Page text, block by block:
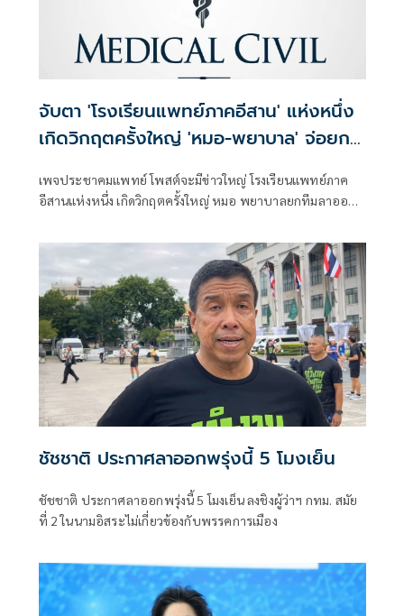
จับตา 'โรงเรียนแพทย์ภาคอีสาน' แห่งหนึ่ง
เกิดวิกฤตครั้งใหญ่ 'หมอ-พยาบาล' จ่อยก
เพจประชาคมแพทย์ โพสต์จะมีข่าวใหญ่ โรงเรียนแพทย์ภาค
อีสานแห่งหนึ่ง เกิดวิกฤตครั้งใหญ่ หมอ พยาบาลยกทีมลาออก
ไม่กลับ
ชัชชาติ ประกาศลาออกพรุ่งนี้ 5 โมงเย็น
ชัชชาติ ประกาศลาออกพรุ่งนี้ 5 โมงเย็น ลงชิงผู้ว่าฯ กทม. สมัย
ที่ 2 ในนามอิสระไม่เกี่ยวข้องกับพรรคการเมือง